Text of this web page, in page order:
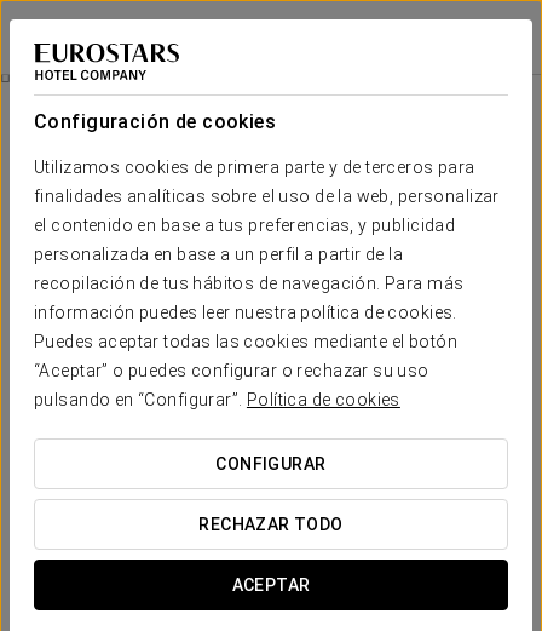
Configuración de cookies
Utilizamos cookies de primera parte y de terceros para
finalidades analíticas sobre el uso de la web, personalizar
el contenido en base a tus preferencias, y publicidad
personalizada en base a un perfil a partir de la
recopilación de tus hábitos de navegación. Para más
información puedes leer nuestra política de cookies.
Puedes aceptar todas las cookies mediante el botón
“Aceptar” o puedes configurar o rechazar su uso
pulsando en “Configurar”.
Política de cookies
CONFIGURAR
RECHAZAR TODO
ACEPTAR
Eurostars Santa Luzia
GUIMARÃES
Restauración